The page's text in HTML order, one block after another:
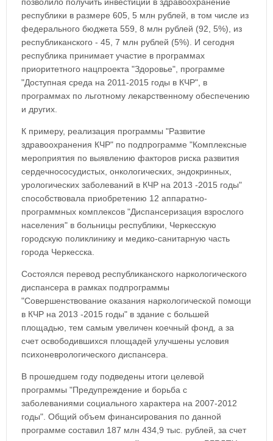
республики в размере 605, 5 млн рублей, в том числе из
федерального бюджета 559, 8 млн рублей (92, 5%), из
республиканского - 45, 7 млн рублей (5%). И сегодня
республика принимает участие в программах
приоритетного нацпроекта "Здоровье", программе
"Доступная среда на 2011-2015 годы в КЧР", в
программах по льготному лекарственному обеспечению
и других.
К примеру, реализация программы "Развитие
здравоохранения КЧР" по подпрограмме "Комплексные
мероприятия по выявлению факторов риска развития
сердечнососудистых, онкологических, эндокринных,
урологических заболеваний в КЧР на 2013 -2015 годы"
способствовала приобретению 12 аппаратно-
программных комплексов "Диспансеризация взрослого
населения" в больницы республики, Черкесскую
городскую поликлинику и медико-санитарную часть
города Черкесска.
Состоялся перевод республиканского наркологического
диспансера в рамках подпрограммы
"Совершенствование оказания наркологической помощи
в КЧР на 2013 -2015 годы" в здание с большей
площадью, тем самым увеличен коечный фонд, а за
счет освободившихся площадей улучшены условия
психоневрологического диспансера.
В прошедшем году подведены итоги целевой
программы "Предупреждение и борьба с
заболеваниями социального характера на 2007-2012
годы". Общий объем финансирования по данной
программе составил 187 млн 434,9 тыс. рублей, за счет